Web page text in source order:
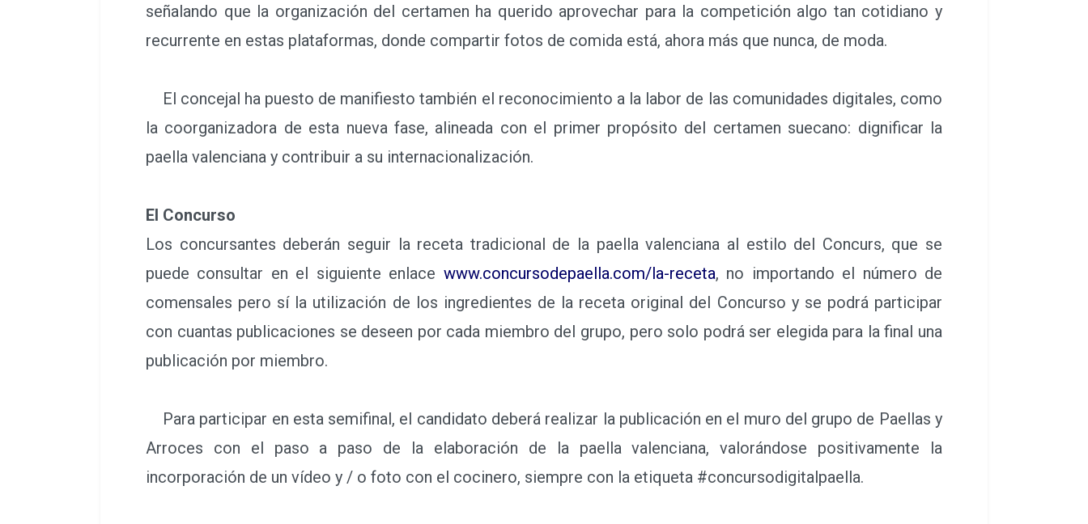
señalando que la organización del certamen ha querido aprovechar para la competición algo tan cotidiano y
recurrente en estas plataformas, donde compartir fotos de comida está, ahora más que nunca, de moda.
El concejal ha puesto de manifiesto también el reconocimiento a la labor de las comunidades digitales, como
la coorganizadora de esta nueva fase, alineada con el primer propósito del certamen suecano: dignificar la
paella valenciana y contribuir a su internacionalización.
El Concurso
Los concursantes deberán seguir la receta tradicional de la paella valenciana al estilo del Concurs, que se
puede consultar en el siguiente enlace www.concursodepaella.com/la-receta, no importando el número de
comensales pero sí la utilización de los ingredientes de la receta original del Concurso y se podrá participar
con cuantas publicaciones se deseen por cada miembro del grupo, pero solo podrá ser elegida para la final una
publicación por miembro.
Para participar en esta semifinal, el candidato deberá realizar la publicación en el muro del grupo de Paellas y
Arroces con el paso a paso de la elaboración de la paella valenciana, valorándose positivamente la
incorporación de un vídeo y / o foto con el cocinero, siempre con la etiqueta #concursodigitalpaella.